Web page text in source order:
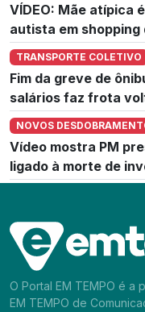
VÍDEO: Mãe atípica
autista em shopping
TRANSPORTE COLETIVO
Fim da greve de
salários faz frota
NOVOS
Vídeo mostra PM
ligado à morte de
O Portal EM TEMPO é a
EM TEMPO de